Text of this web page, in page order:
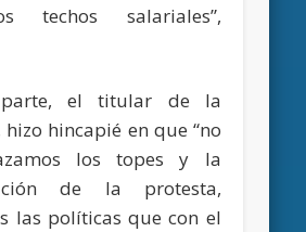
techos salariales”,
el titular de la
hizo hincapié en que “no
los topes y la
de la protesta,
las políticas que con el